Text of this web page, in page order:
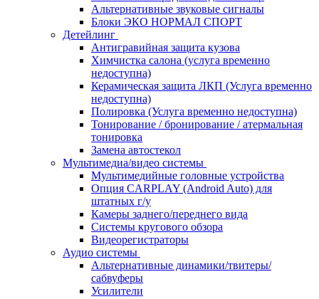
Альтернативные звуковые сигналы
Блоки ЭКО НОРМАЛ СПОРТ
Детейлинг
Антигравийная защита кузова
Химчистка салона (услуга временно
недоступна)
Керамическая защита ЛКП (Услуга временно
недоступна)
Полировка (Услуга временно недоступна)
Тонирование / бронирование / атермальная
тонировка
Замена автостекол
Мультимедиа/видео системы
Мультимедийные головные устройства
Опция CARPLAY (Android Auto) для
штатных г/у
Камеры заднего/переднего вида
Системы кругового обзора
Видеорегистраторы
Аудио системы
Альтернативные динамики/твитеры/
сабвуферы
Усилители